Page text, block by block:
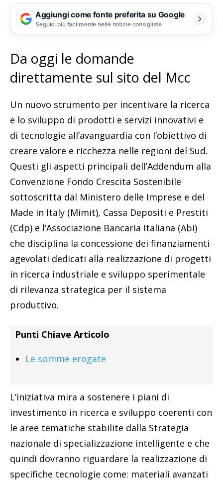
Aggiungi come fonte preferita su Google
Seguici più facilmente nelle notizie consigliate
Da oggi le domande
direttamente sul sito del Mcc
Un nuovo strumento per incentivare la ricerca
e lo sviluppo di prodotti e servizi innovativi e
di tecnologie all’avanguardia con l’obiettivo di
creare valore e ricchezza nelle regioni del Sud.
Questi gli aspetti principali dell’Addendum alla
Convenzione Fondo Crescita Sostenibile
sottoscritta dal Ministero delle Imprese e del
Made in Italy (Mimit), Cassa Depositi e Prestiti
(Cdp) e l’Associazione Bancaria Italiana (Abi)
che disciplina la concessione dei finanziamenti
agevolati dedicati alla realizzazione di progetti
in ricerca industriale e sviluppo sperimentale
di rilevanza strategica per il sistema
produttivo.
Punti Chiave Articolo
Le somme erogate
L’iniziativa mira a sostenere i piani di
investimento in ricerca e sviluppo coerenti con
le aree tematiche stabilite dalla Strategia
nazionale di specializzazione intelligente e che
quindi dovranno riguardare la realizzazione di
specifiche tecnologie come: materiali avanzati